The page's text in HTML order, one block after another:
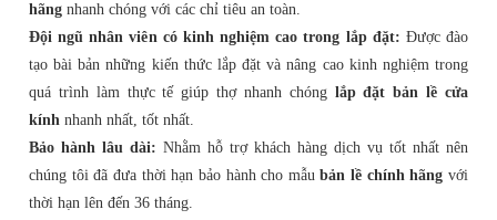
hãng nhanh chóng với các chỉ tiêu an toàn.
Đội ngũ nhân viên có kinh nghiệm cao trong lắp đặt: Được đào
tạo bài bản những kiến thức lắp đặt và nâng cao kinh nghiệm trong
quá trình làm thực tế giúp thợ nhanh chóng lắp đặt bản lề cửa
kính nhanh nhất, tốt nhất.
Bảo hành lâu dài: Nhằm hỗ trợ khách hàng dịch vụ tốt nhất nên
chúng tôi đã đưa thời hạn bảo hành cho mẫubản lề chính hãng với
thời hạn lên đến 36 tháng.